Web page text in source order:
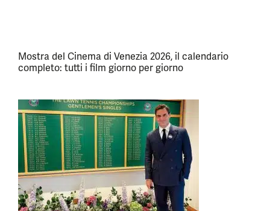
Mostra del Cinema di Venezia 2026, il calendario
completo: tutti i film giorno per giorno